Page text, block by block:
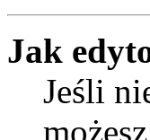
Jak
Jeśli